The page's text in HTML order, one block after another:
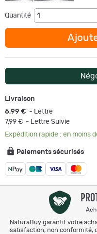
Quantité
Livraison
6,99 € - Lettre
7,99 € - Lettre Suivie
Expédition rapide : en moins
Paiements sécurisés
NaturaBuy garantit votre
satisfaction, non conformité,